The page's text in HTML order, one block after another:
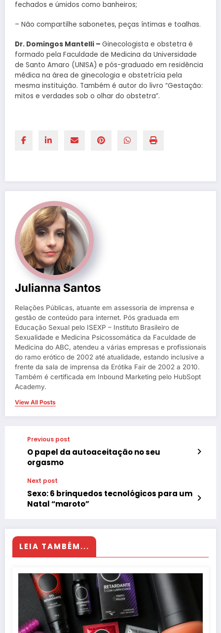
fechados e úmidos como banheiros;
– Não compartilhe sabonetes, peças íntimas e toalhas.
Dr. Domingos Mantelli – Ginecologista e obstetra é
formado pela Faculdade de Medicina da Universidade
de Santo Amaro (UNISA) e pós-graduado em residência
médica na área de ginecologia e obstetrícia pela
mesma instituição. Também é autor do livro “Gestação:
mitos e verdades sob o olhar do obstetra”.
Julianna Santos
Relações Públicas, atuante em assessoria de imprensa e
gestão de conteúdo para internet. Pós graduada em
Educação Sexual pelo ISEXP – Instituto Brasileiro de
Sexualidade e Medicina Psicossomática da Faculdade de
Medicina do ABC, atendeu a várias empresas e profissionais
do ramo erótico de 2002 até atualidade, estando inclusive a
frente da sala de imprensa da Erótika Fair de 2002 a 2010.
Também é certificada em Inbound Marketing pelo HubSopt
Academy.
View All Posts
Previous post
O papel da autoaceitação no seu
orgasmo
Next post
Sexo: 6 brinquedos tecnológicos para um
Natal “maroto”
LEIA TAMBÉM...